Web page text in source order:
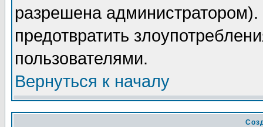
разрешена
предотвратить
пользователями.
Вернуться к началу